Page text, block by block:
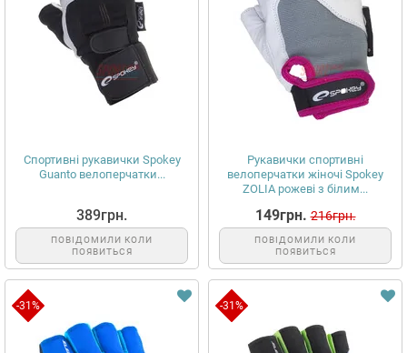
Спортивні рукавички Spokey
Guanto велоперчатки...
389грн.
ПОВІДОМИЛИ КОЛИ
ПОЯВИТЬСЯ
Рукавички спортивні
велоперчатки жіночі Spokey
ZOLIA рожеві з білим...
149грн. 216грн.
ПОВІДОМИЛИ КОЛИ
ПОЯВИТЬСЯ
-31% -31%